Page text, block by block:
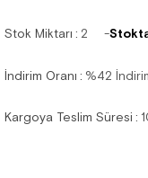
Stok Miktarı : 2
İndirim Oranı : %42
Kargoya Teslim Süresi :